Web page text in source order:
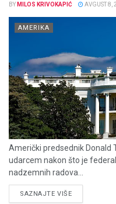
BY MILOS KRIVOKAPIĆ AVGUST 8,
AMERIKA
Američki predsednik Donald
udarcem nakon što je
nadzemnih radova...
SAZNAJTE VIŠEDETAILS